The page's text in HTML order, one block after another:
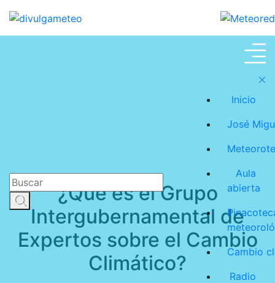
Inicio
José
Aula
abierta
Cambio
Radio
Cambio climático
¿Qué es el Grupo
Intergubernamental de
Expertos sobre el Cambio
Climático?